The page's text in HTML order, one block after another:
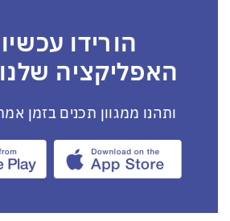
הורידו
האפליקציה
ותהנו ממגוון תכנים בזמן